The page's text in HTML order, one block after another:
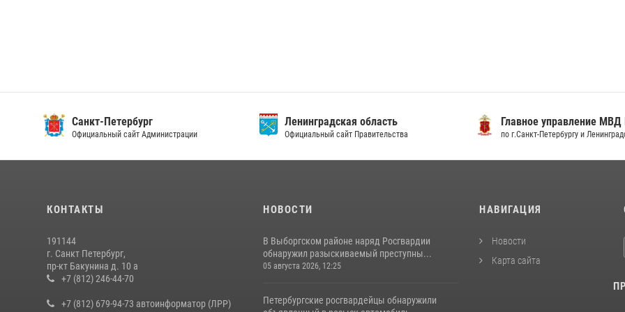
Санкт-Петербург
Официальный сайт Администрации
Ленинградская область
Официальный сайт Правительства
Главное управление МВД
по г.Санкт-Петербургу и
КОНТАКТЫ
191144
г. Санкт Петербург,
пр-кт Бакунина д. 10 а
+7 (812) 246-44-70
+7 (812) 679-94-73 автоинформатор (ЛРР)
НОВОСТИ
В Выборгском районе наряд Росгвардии
обнаружил разыскиваемый преступны...
05 августа 2026, 12:25
Петербургские росгвардейцы обнаружили
НАВИГАЦИЯ
Новости
Карта сайта